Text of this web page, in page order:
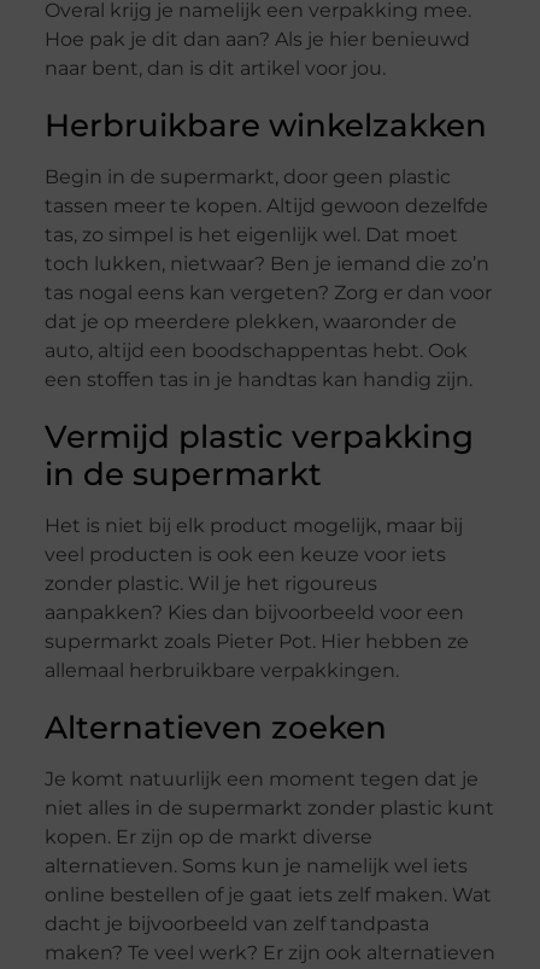
Overal krijg je namelijk een verpakking mee.
Hoe pak je dit dan aan? Als je hier benieuwd
naar bent, dan is dit artikel voor jou.
Herbruikbare winkelzakken
Begin in de supermarkt, door geen plastic
tassen meer te kopen. Altijd gewoon dezelfde
tas, zo simpel is het eigenlijk wel. Dat moet
toch lukken, nietwaar? Ben je iemand die zo’n
tas nogal eens kan vergeten? Zorg er dan voor
dat je op meerdere plekken, waaronder de
auto, altijd een boodschappentas hebt. Ook
een stoffen tas in je handtas kan handig zijn.
Vermijd plastic verpakking
in de supermarkt
Het is niet bij elk product mogelijk, maar bij
veel producten is ook een keuze voor iets
zonder plastic. Wil je het rigoureus
aanpakken? Kies dan bijvoorbeeld voor een
supermarkt zoals Pieter Pot. Hier hebben ze
allemaal herbruikbare verpakkingen.
Alternatieven zoeken
Je komt natuurlijk een moment tegen dat je
niet alles in de supermarkt zonder plastic kunt
kopen. Er zijn op de markt diverse
alternatieven. Soms kun je namelijk wel iets
online bestellen of je gaat iets zelf maken. Wat
dacht je bijvoorbeeld van zelf tandpasta
maken? Te veel werk? Er zijn ook alternatieven